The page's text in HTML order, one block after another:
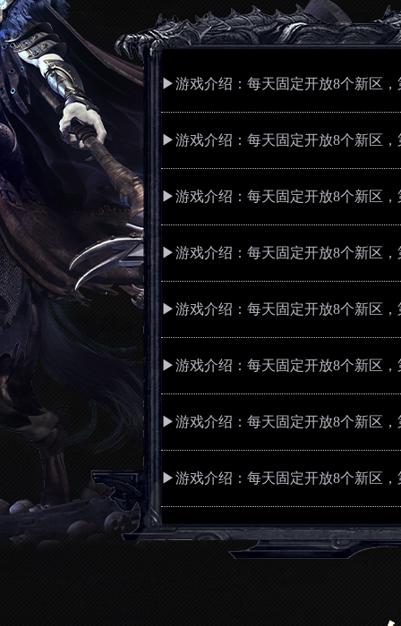
▶游戏介绍：每天固定开放8个新区，
▶游戏介绍：每天固定开放8个新区
▶游戏介绍：每天固定开放8个新区
▶游戏介绍：每天固定开放8个新区
▶游戏介绍：每天固定开放8个新区
▶游戏介绍：每天固定开放8个新区
▶游戏介绍：每天固定开放8个新区
▶游戏介绍：每天固定开放8个新区